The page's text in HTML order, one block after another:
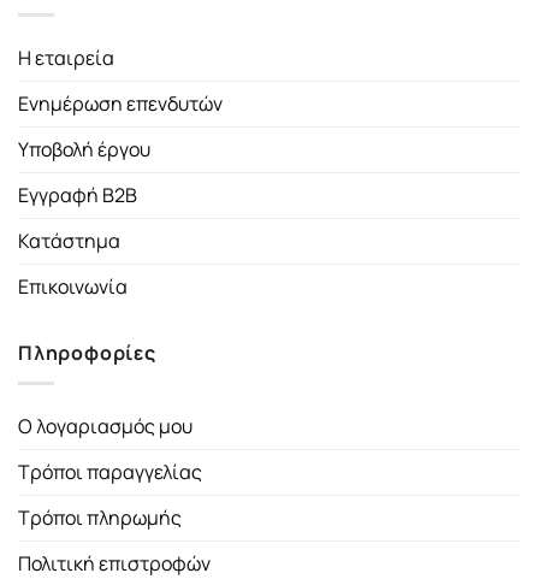
Η εταιρεία
Ενημέρωση επενδυτών
Υποβολή έργου
Εγγραφή B2B
Κατάστημα
Επικοινωνία
Πληροφορίες
Ο λογαριασμός μου
Τρόποι παραγγελίας
Τρόποι πληρωμής
Πολιτική επιστροφών